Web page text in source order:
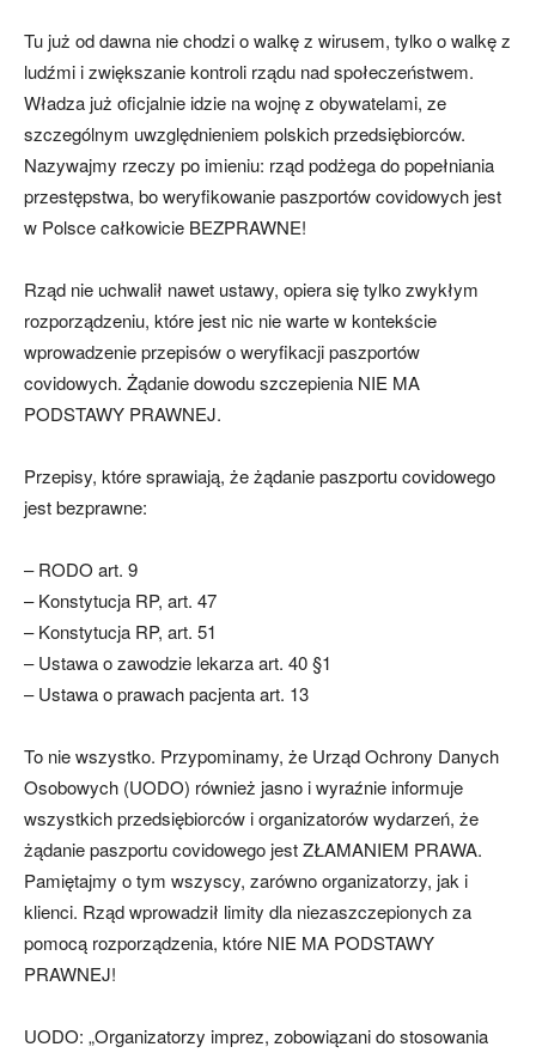
Tu już od dawna nie chodzi o walkę z wirusem, tylko o walkę z
ludźmi i zwiększanie kontroli rządu nad społeczeństwem.
Władza już oficjalnie idzie na wojnę z obywatelami, ze
szczególnym uwzględnieniem polskich przedsiębiorców.
Nazywajmy rzeczy po imieniu: rząd podżega do popełniania
przestępstwa, bo weryfikowanie paszportów covidowych jest
w Polsce całkowicie BEZPRAWNE!
Rząd nie uchwalił nawet ustawy, opiera się tylko zwykłym
rozporządzeniu, które jest nic nie warte w kontekście
wprowadzenie przepisów o weryfikacji paszportów
covidowych. Żądanie dowodu szczepienia NIE MA
PODSTAWY PRAWNEJ.
Przepisy, które sprawiają, że żądanie paszportu covidowego
jest bezprawne:
– RODO art. 9
– Konstytucja RP, art. 47
– Konstytucja RP, art. 51
– Ustawa o zawodzie lekarza art. 40 §1
– Ustawa o prawach pacjenta art. 13
To nie wszystko. Przypominamy, że Urząd Ochrony Danych
Osobowych (UODO) również jasno i wyraźnie informuje
wszystkich przedsiębiorców i organizatorów wydarzeń, że
żądanie paszportu covidowego jest ZŁAMANIEM PRAWA.
Pamiętajmy o tym wszyscy, zarówno organizatorzy, jak i
klienci. Rząd wprowadził limity dla niezaszczepionych za
pomocą rozporządzenia, które NIE MA PODSTAWY
PRAWNEJ!
UODO: „Organizatorzy imprez, zobowiązani do stosowania